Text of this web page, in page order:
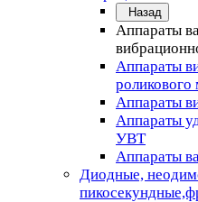
Назад
Аппараты
Аппараты
роликового
Аппараты
Аппараты
УВТ
Аппараты
Диодные,